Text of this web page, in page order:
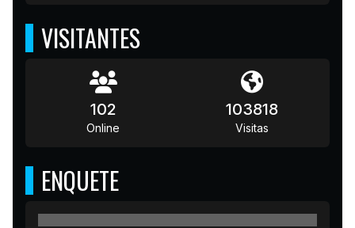
VISITANTES
102
Online
103818
Visitas
ENQUETE